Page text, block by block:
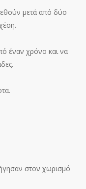
μετά από δύο
έναν χρόνο και να
στον χωρισμό